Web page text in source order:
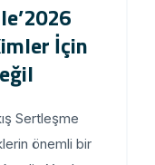
ile
Kimler İçin
Bakış Sertleşme
önemli bir